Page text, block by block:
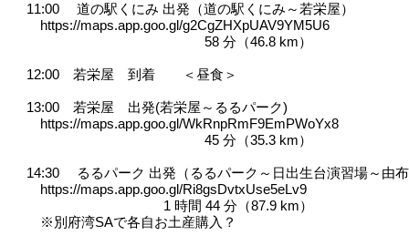
11:00 道の駅くにみ 出発（道の駅くにみ～若栄屋）
https://maps.app.goo.gl/g2CgZHXpUAV9YM5U6
58 分（46.8 km）
12:00 若栄屋 到着 ＜昼食＞
13:00 若栄屋 出発(若栄屋～るるパーク)
https://maps.app.goo.gl/WkRnpRmF9EmPWoYx8
45 分（35.3 km）
14:30 るるパーク 出発（るるパーク～日出生台演習場～由
https://maps.app.goo.gl/Ri8gsDvtxUse5eLv9
1 時間 44 分（87.9 km）
※別府湾SAで各自お土産購入？